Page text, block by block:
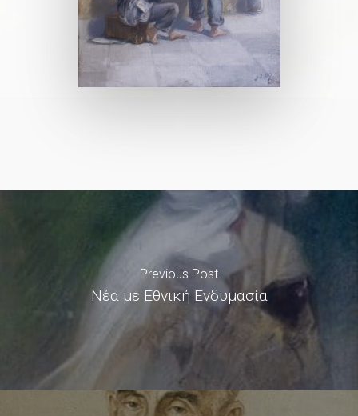
Previous Post
Νέα με Εθνική Ενδυμασία